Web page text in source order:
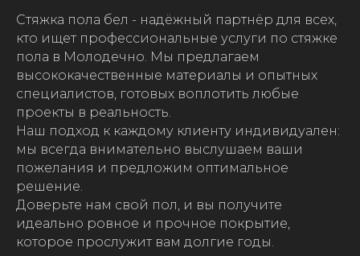
Стяжка пола бел - надёжный партнёр для всех,
кто ищет профессиональные услуги по стяжке
пола в Молодечно. Мы предлагаем
высококачественные материалы и опытных
специалистов, готовых воплотить любые
проекты в реальность.
Наш подход к каждому клиенту индивидуален:
мы всегда внимательно выслушаем ваши
пожелания и предложим оптимальное
решение.
Доверьте нам свой пол, и вы получите
идеально ровное и прочное покрытие,
которое прослужит вам долгие годы.